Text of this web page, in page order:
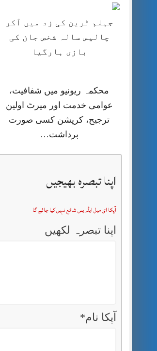
جہلم ٹرین کی زد میں آکر
چالیس سالہ شخص جان کی
بازی ہارگیا
محکمہ ریونیو میں شفافیت،
عوامی خدمت اور میرٹ اولین
ترجیح، کرپشن کسی صورت
برداشت…
اپنا تبصرہ بھیجیں
آپکا ای میل ایڈریس شائع نہیں کیا جائے گا
اپنا تبصرہ لکھیں
آپکا نام*